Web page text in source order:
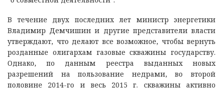
В течение двух последних лет министр энергетики
Владимир Демчишин и другие представители власти
утверждают, что делают все возможное, чтобы вернуть
розданные олигархам газовые скважины государству.
Однако, по данным реестра выданных новых
разрешений на пользование недрами, во второй
половине 2014-го и весь 2015 г. скважины активно